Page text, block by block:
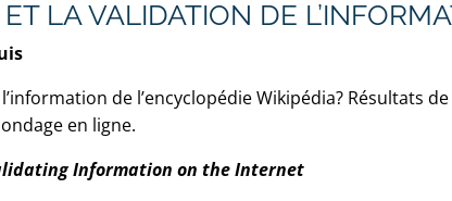
LA VALIDATION DE
de l’encyclopédie Wikipédia? Résultats
en ligne.
Information on the Internet